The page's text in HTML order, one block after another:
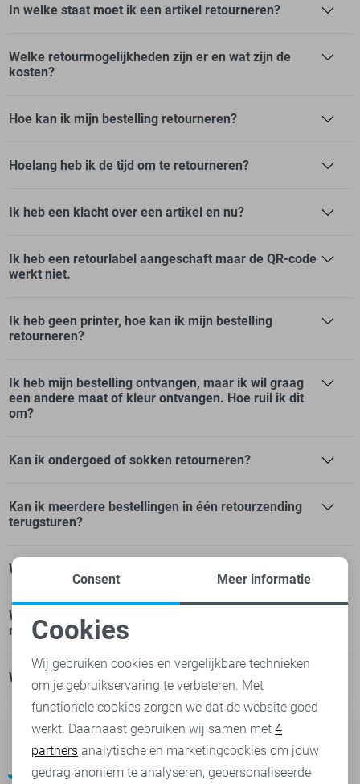
In welke staat moet ik een artikel retourneren?
Welke retourmogelijkheden zijn er en wat zijn de
kosten?
Hoe kan ik mijn bestelling retourneren?
Hoelang heb ik de tijd om te retourneren?
Ik heb een klacht over een artikel en nu?
Ik heb een retourlabel aangeschaft maar de QR-code
werkt niet.
Ik heb geen printer, hoe kan ik mijn bestelling
retourneren?
Ik heb mijn bestelling ontvangen, maar ik wil graag
een andere maat of kleur ontvangen. Hoe ruil ik dit
om?
Kan ik ondergoed of sokken retourneren?
Kan ik meerdere bestellingen in één retourzending
terugsturen?
Waarom moet ik betalen voor mij retourzending?
Wanneer kan ik mijn geld terug verwachten na een
retourzending?
Wat moet ik doen als mijn retourzending zoekraakt?
Noodzakelijke cookies
Personalisatie cookies
Analytische cookies
Marketing cookies
Consent Meer informatie
Cookies
Wij gebruiken cookies en vergelijkbare technieken
om je gebruikservaring te verbeteren. Met
functionele cookies zorgen we dat de website goed
werkt. Daarnaast gebruiken wij samen met 4
partners analytische en marketingcookies om jouw
gedrag anoniem te analyseren, gepersonaliseerde